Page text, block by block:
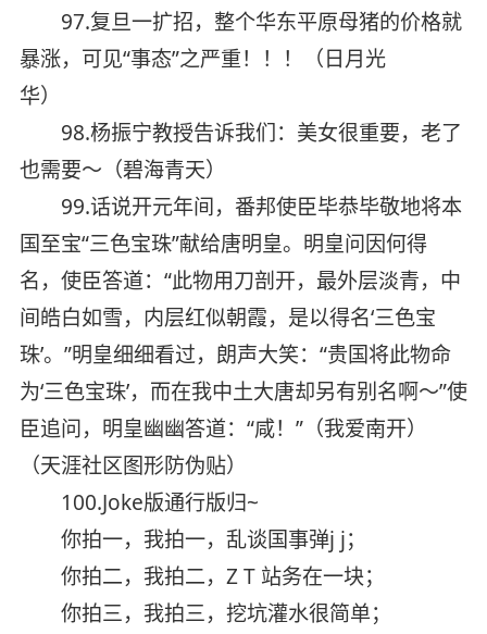
97.复旦一扩招，整个华东平原母猪的价格就
暴涨，可见“事态”之严重！！！（日月光
华）
98.杨振宁教授告诉我们：美女很重要，老了
也需要～（碧海青天）
99.话说开元年间，番邦使臣毕恭毕敬地将本
国至宝“三色宝珠”献给唐明皇。明皇问因何得
名，使臣答道：“此物用刀剖开，最外层淡青，中
间皓白如雪，内层红似朝霞，是以得名‘三色宝
珠’。”明皇细细看过，朗声大笑：“贵国将此物命
为‘三色宝珠’，而在我中土大唐却另有别名啊～”使
臣追问，明皇幽幽答道：“咸！”（我爱南开）
（天涯社区图形防伪贴）
100.Joke版通行版归~
你拍一，我拍一，乱谈国事弹j j；
你拍二，我拍二，Z T 站务在一块；
你拍三，我拍三，挖坑灌水很简单；